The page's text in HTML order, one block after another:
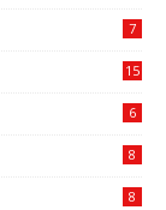
7
15
6
8
8